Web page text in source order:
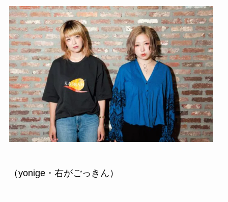
（yonige・右がごっきん）